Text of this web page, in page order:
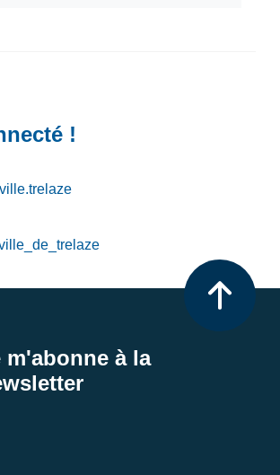
!
m'abonne à la